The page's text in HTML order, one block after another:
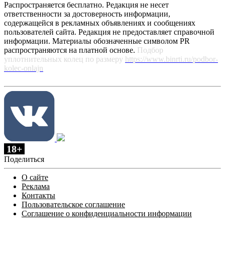
Распространяется бесплатно. Редакция не несет
ответственности за достоверность информации,
содержащейся в рекламных объявлениях и сообщениях
пользователей сайта. Редакция не предоставляет справочной
информации. Материалы обозначенные символом PR
распространяются на платной основе. Подбор
уплотнительных колец по размеру https://www.binrti.ru/podbor-
kolec-onlajn
18+
Поделиться
О сайте
Реклама
Контакты
Пользовательское соглашение
Соглашение о конфиденциальности информации